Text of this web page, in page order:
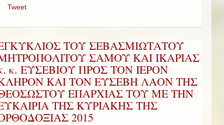
Tweet
ΤΟΥ ΣΕΒΑΣΜΙΩΤΑΤΟΥ
ΣΑΜΟΥ ΚΑΙ ΙΚΑΡΙΑΣ
κ. ΕΥΣΕΒΙΟΥ ΠΡΟΣ ΤΟΝ ΙΕΡΟΝ
ΚΑΙ ΤΟΝ ΕΥΣΕΒΗ ΛΑΟΝ ΤΗΣ
ΕΠΑΡΧΙΑΣ ΤΟΥ ΜΕ ΤΗΝ
ΤΗΣ ΚΥΡΙΑΚΗΣ ΤΗΣ
2015